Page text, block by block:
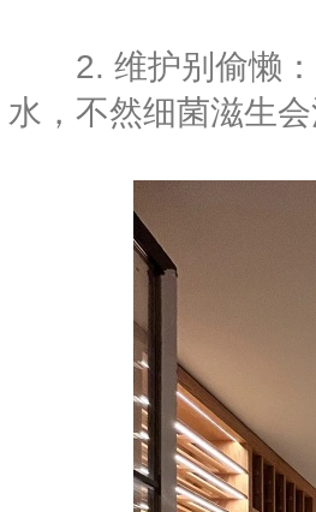
2. 维护别偷懒：
水，不然细菌滋生